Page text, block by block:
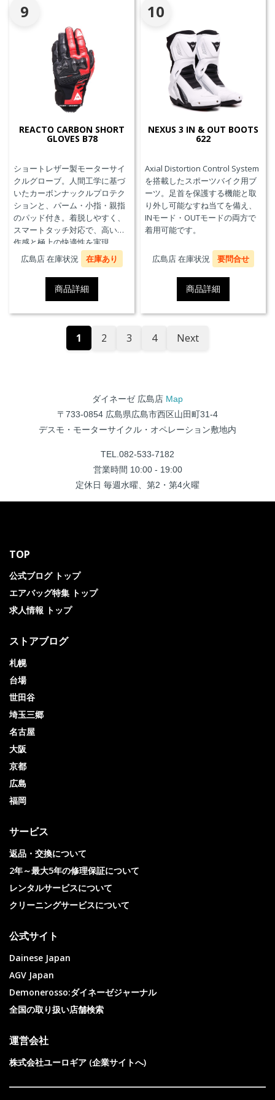
9
REACTO CARBON SHORT
GLOVES B78
ショートレザー製モーターサイ
クルグローブ。人間工学に基づ
いたカーボンナックルプロテク
ションと、パーム・小指・親指
のパッド付き。着脱しやすく、
スマートタッチ対応で、高い操
作感と極上の快適性を実現。
広島店 在庫状況
在庫あり
商品詳細
10
NEXUS 3 IN & OUT BOOTS
622
Axial Distortion Control System
を搭載したスポーツバイク用ブ
ーツ。足首を保護する機能と取
り外し可能なすね当てを備え、
INモード・OUTモードの両方で
着用可能です。
広島店 在庫状況 要問合せ
商品詳細
1 2 3 4 Next
ダイネーゼ 広島店 Map
〒733-0854 広島県広島市西区山田町31-4
デスモ・モーターサイクル・オペレーション敷地内
TEL.082-533-7182
営業時間 10:00 - 19:00
定休日 毎週水曜、第2・第4火曜
TOP
公式ブログ トップ
エアバッグ特集 トップ
求人情報 トップ
ストアブログ
札幌
台場
世田谷
埼玉三郷
名古屋
大阪
京都
広島
福岡
サービス
返品・交換について
2年～最大5年の修理保証について
レンタルサービスについて
クリーニングサービスについて
公式サイト
Dainese Japan
AGV Japan
Demonerosso:ダイネーゼジャーナル
全国の取り扱い店舗検索
運営会社
株式会社ユーロギア (企業サイトへ)